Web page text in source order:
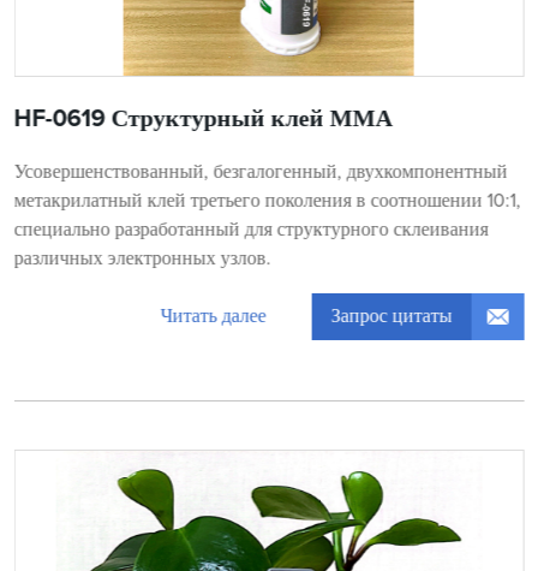
HF-0619 Структурный клей ММА
Усовершенствованный, безгалогенный, двухкомпонентный
метакрилатный клей третьего поколения в соотношении 10:1,
специально разработанный для структурного склеивания
различных электронных узлов.
Читать далее Запрос цитаты